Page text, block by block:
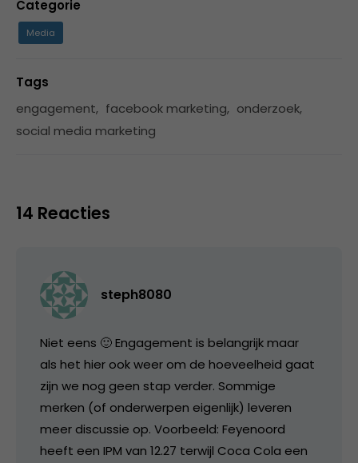
Categorie
Media
Tags
engagement, facebook marketing, onderzoek,
social media marketing
14 Reacties
steph8080
Niet eens 🙂 Engagement is belangrijk maar
als het hier ook weer om de hoeveelheid gaat
zijn we nog geen stap verder. Sommige
merken (of onderwerpen eigenlijk) leveren
meer discussie op. Voorbeeld: Feyenoord
heeft een IPM van 12.27 terwijl Coca Cola een